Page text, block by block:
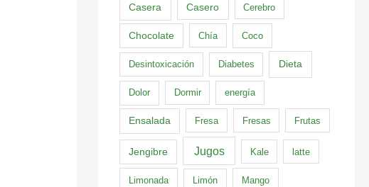
Casera Casero Cerebro
Chocolate Chía Coco
Desintoxicación Diabetes Dieta
Dolor Dormir energía
Ensalada Fresa Fresas Frutas
Jengibre Jugos Kale latte
Limonada Limón Mango